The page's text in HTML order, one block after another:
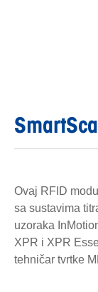
Ovaj RFID
sa sustavima
uzoraka
XPR i XPR
tehničar tvrtke